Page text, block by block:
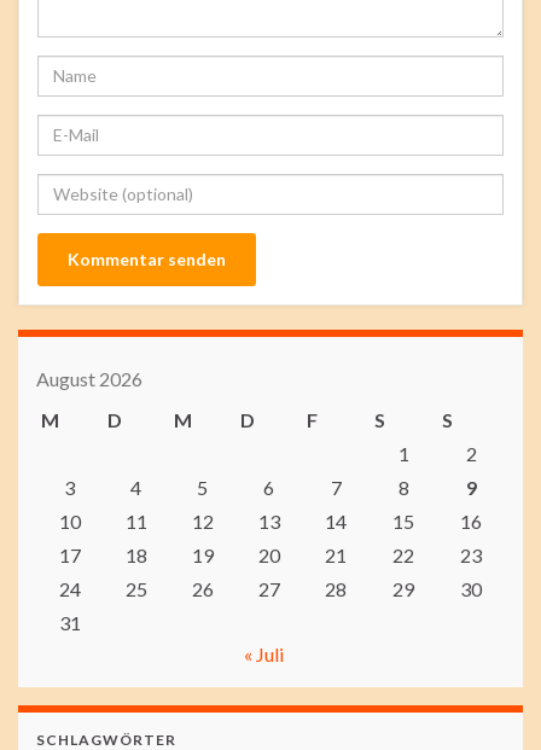
August 2026
M
D M D F S
S
1
2
3
4 5 6 7 8
9
10
11 12 13 14 15
16
17
18 19 20 21 22
23
24
25 26 27 28 29
30
31
« Juli
SCHLAGWÖRTER